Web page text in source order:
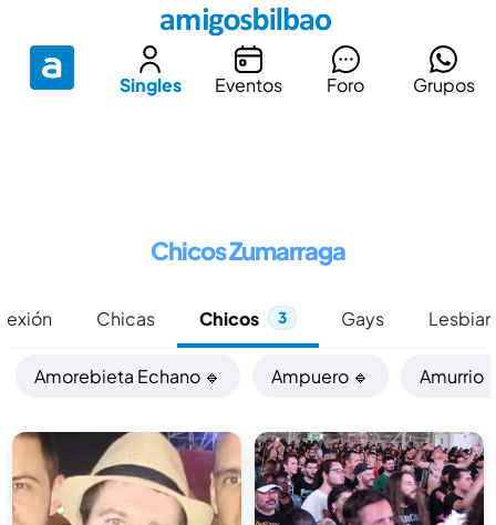
Singles Eventos Foro Grupos
Chicos Zumarraga
Chicas Chicos 3 Gays
Amorebieta Echano 🔹 Ampuero 🔹 Amurrio